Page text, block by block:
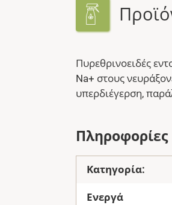
Πυρεθρινοειδές
Na+ στους
υπερδιέγερση,
Πληροφορίες
Κατηγορία:
Ενεργά